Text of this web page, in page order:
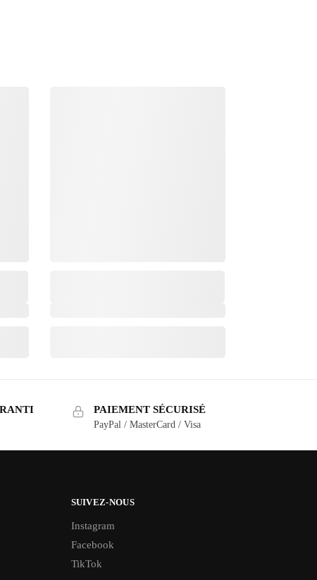
PAIEMENT SÉCURISÉ
PayPal / MasterCard / Visa
SUIVEZ-NOUS
Instagram
Facebook
TikTok